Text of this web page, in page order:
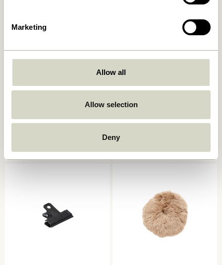
Marketing
Allow all
Allow selection
Deny
999,00kr.
String Pude Dobbel